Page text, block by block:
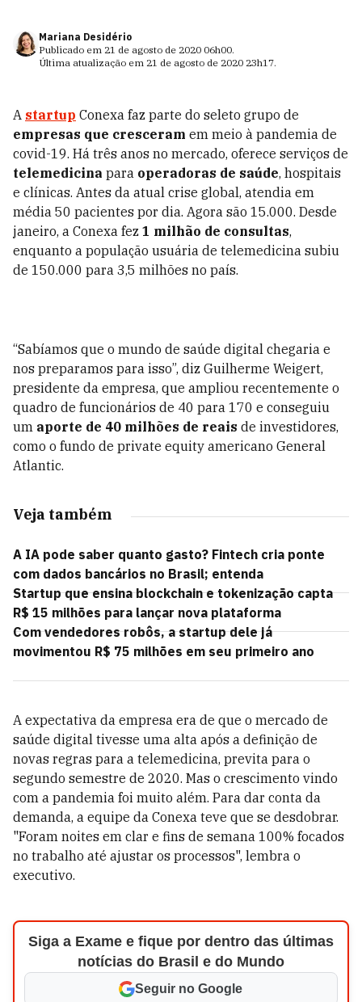
Mariana Desidério
Publicado em 21 de agosto de 2020 06h00.
Última atualização em 21 de agosto de 2020 23h17.
A startup Conexa faz parte do seleto grupo de
empresas que cresceram em meio à pandemia de
covid-19. Há três anos no mercado, oferece serviços de
telemedicina para operadoras de saúde, hospitais
e clínicas. Antes da atual crise global, atendia em
média 50 pacientes por dia. Agora são 15.000. Desde
janeiro, a Conexa fez 1 milhão de consultas,
enquanto a população usuária de telemedicina subiu
de 150.000 para 3,5 milhões no país.
“Sabíamos que o mundo de saúde digital chegaria e
nos preparamos para isso”, diz Guilherme Weigert,
presidente da empresa, que ampliou recentemente o
quadro de funcionários de 40 para 170 e conseguiu
um aporte de 40 milhões de ­reais de investidores,
como o fundo de private equity­ americano General
Atlantic.
Veja também
A IA pode saber quanto gasto? Fintech cria ponte
com dados bancários no Brasil; entenda
Startup que ensina blockchain e tokenização capta
R$ 15 milhões para lançar nova plataforma
Com vendedores robôs, a startup dele já
movimentou R$ 75 milhões em seu primeiro ano
A expectativa da empresa era de que o mercado de
saúde digital tivesse uma alta após a definição de
novas regras para a telemedicina, previta para o
segundo semestre de 2020. Mas o crescimento vindo
com a pandemia foi muito além. Para dar conta da
demanda, a equipe da Conexa teve que se desdobrar.
"Foram noites em clar e fins de semana 100% focados
no trabalho até ajustar os processos", lembra o
executivo.
Siga a Exame e fique por dentro das últimas
notícias do Brasil e do Mundo
Seguir no Google